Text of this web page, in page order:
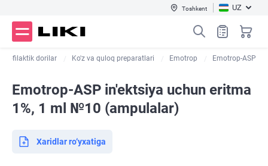
Toshkent UZ
profilaktik dorilar Ko'z va quloq preparatlari Emotrop Emotrop-ASP
Emotrop-ASP in'ektsiya uchun eritma
1%, 1 ml №10 (ampulalar)
Xaridlar ro‘yxatiga